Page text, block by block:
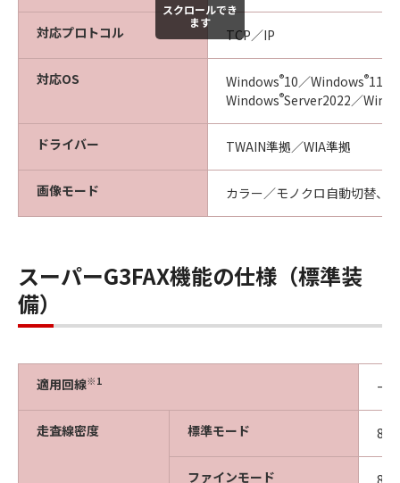
対応プロトコル TCP／IP
対応OS Windows®10／Windows®11
Windows®Server2022／
ドライバー TWAIN準拠／WIA準拠
画像モード カラー／モノクロ自動切替、
スクロールでき
ます
スーパーG3FAX機能の仕様（標準装
備）
適用回線※1 一
走査線密度 標準モード 8
ファインモード 8